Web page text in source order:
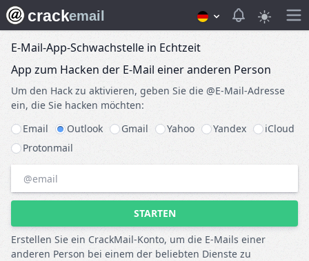
crackemail View
E-Mail-App-Schwachstelle in Echtzeit
App zum Hacken der E-Mail einer anderen Person
Um den Hack zu aktivieren, geben Sie die @E-Mail-Adresse
ein, die Sie hacken möchten:
Email
Outlook Gmail Yahoo Yandex
iCloud
Protonmail
STARTEN
Erstellen Sie ein CrackMail-Konto, um die E-Mails einer
anderen Person bei einem der beliebten Dienste zu